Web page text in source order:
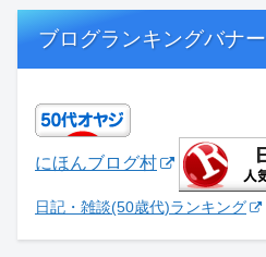
ブログランキングバナー
にほんブログ村
日記・雑談(50歳代)ランキング